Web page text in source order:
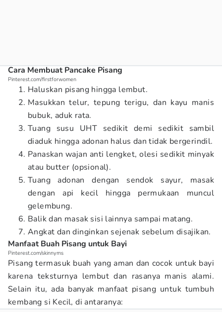
Cara Membuat Pancake Pisang
Pinterest.com/firstforwomen
Haluskan pisang hingga lembut.
Masukkan telur, tepung terigu, dan kayu manis
bubuk, aduk rata.
Tuang susu UHT sedikit demi sedikit sambil
diaduk hingga adonan halus dan tidak bergerindil.
Panaskan wajan anti lengket, olesi sedikit minyak
atau butter (opsional).
Tuang adonan dengan sendok sayur, masak
dengan api kecil hingga permukaan muncul
gelembung.
Balik dan masak sisi lainnya sampai matang.
Angkat dan dinginkan sejenak sebelum disajikan.
Manfaat Buah Pisang untuk Bayi
Pinterest.com/skinnyms
Pisang termasuk buah yang aman dan cocok untuk bayi
karena teksturnya lembut dan rasanya manis alami.
Selain itu, ada banyak manfaat pisang untuk tumbuh
kembang si Kecil, di antaranya: